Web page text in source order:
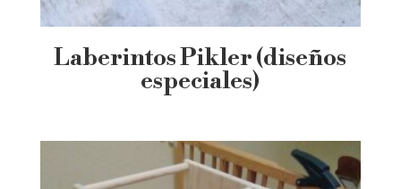
Laberintos Pikler (diseños
especiales)